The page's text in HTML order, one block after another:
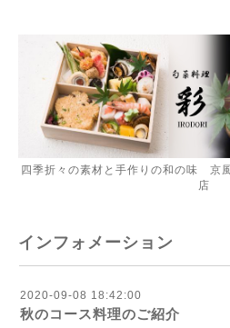
四季折々の素材と手作りの和の味 京
店
インフォメーション
2020-09-08 18:42:00
秋のコース料理のご紹介